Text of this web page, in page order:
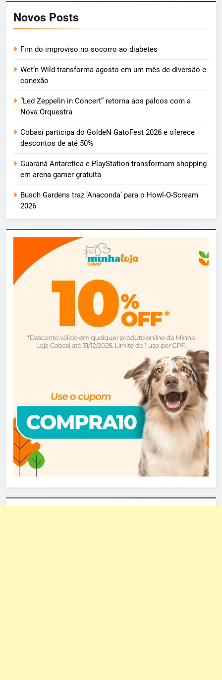
Novos Posts
Fim do improviso no socorro ao diabetes
Wet’n Wild transforma agosto em um mês de diversão e
conexão
“Led Zeppelin in Concert” retorna aos palcos com a
Nova Orquestra
Cobasi participa do GoldeN GatoFest 2026 e oferece
descontos de até 50%
Guaraná Antarctica e PlayStation transformam shopping
em arena gamer gratuita
Busch Gardens traz ‘Anaconda’ para o Howl-O-Scream
2026